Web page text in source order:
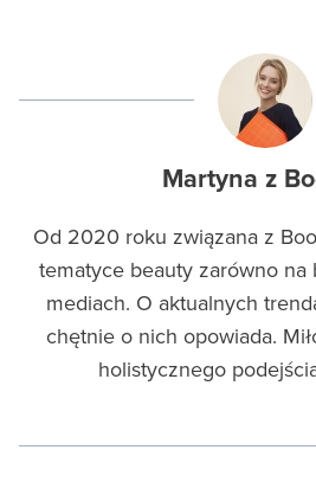
Martyna z
Od 2020 roku związana z
tematyce beauty zarówno na
mediach. O aktualnych
chętnie o nich opowiada.
holistycznego